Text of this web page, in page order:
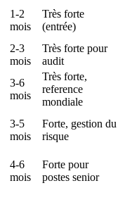
1-2
mois
Très forte
(entrée)
2-3
mois
Très forte pour
audit
3-6
mois
Très forte,
reference
mondiale
3-5
mois
Forte, gestion du
risque
4-6
mois
Forte pour
postes senior